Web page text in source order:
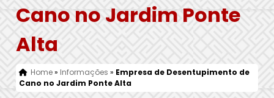
Cano no Jardim Ponte
Alta
Home» Informações » Empresa de Desentupimento de
Cano no Jardim Ponte Alta